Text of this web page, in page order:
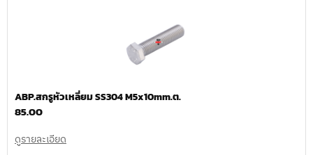
ABP.สกรูหัวเหลี่ยม SS304 M5x10mm.ต.
85.00
ดูรายละเอียด